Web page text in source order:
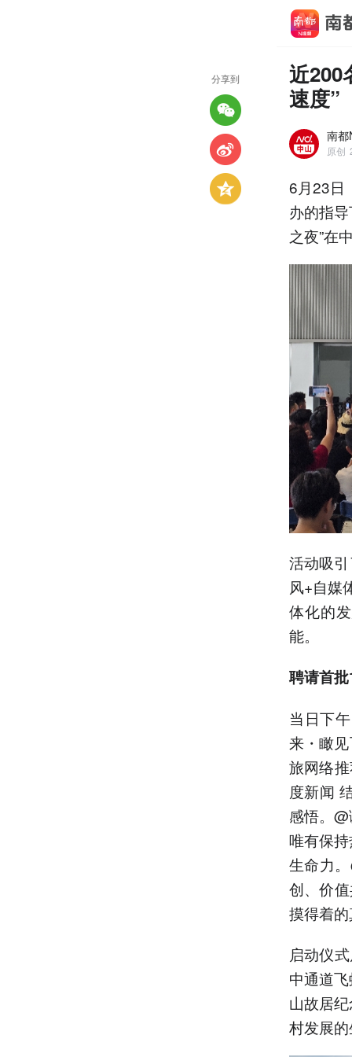
近200
速度”
南都
原创
6月23日
办的指
之夜”在
活动吸
风+自媒
体化的
能。
聘请首
当日下
来・瞰
旅网络
度新闻
感悟。
唯有保
生命力
创、价
摸得着
启动仪
中通道
山故居
村发展
分享到